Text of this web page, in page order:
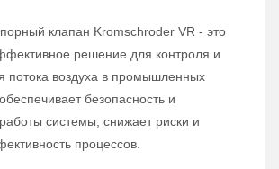
клапан Kromschroder VR - это
решение для контроля и
потока воздуха в промышленных
безопасность и
системы, снижает риски и
процессов.